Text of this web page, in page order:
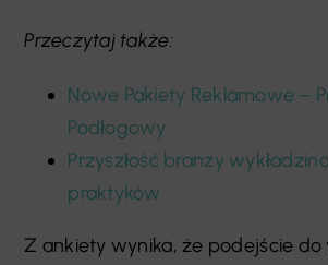
Przeczytaj także:
Nowe Pakiety Reklamowe –
Podłogowy
Przyszłość branży
praktyków
Z ankiety wynika, że podejście